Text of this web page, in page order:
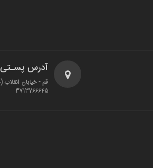
آدرس پسـتی
3713766645